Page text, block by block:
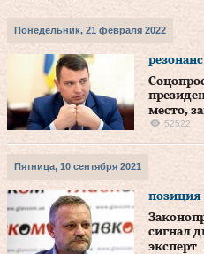
Понедельник, 21 февраля 2022
резонанс
место,
52522
Пятница, 10 сентября 2021
позиция
сигнал
эксперт